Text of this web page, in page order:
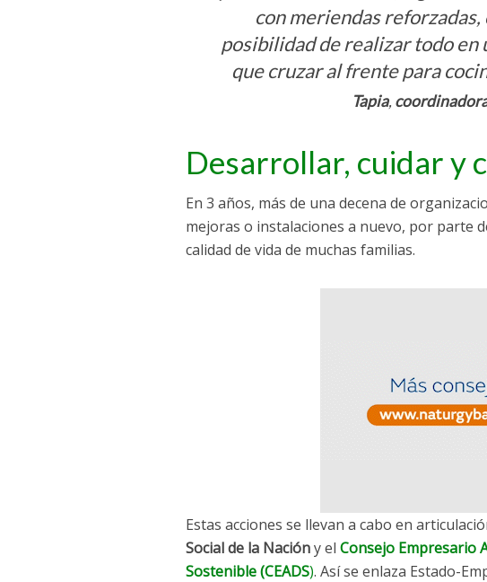
con meriendas reforzadas,
posibilidad de realizar todo en
que cruzar al frente para
Tapia,
Desarrollar, cuidar y
En 3 años, más de una decena de
mejoras o instalaciones a nuevo, por parte
calidad de vida de muchas familias.
Estas acciones se llevan a cabo en
Social de la Nacióny el Consejo Empresario
Sostenible (CEADS). Así se enlaza Estado-